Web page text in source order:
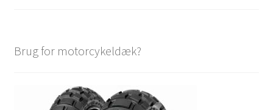
Brug for motorcykeldæk?